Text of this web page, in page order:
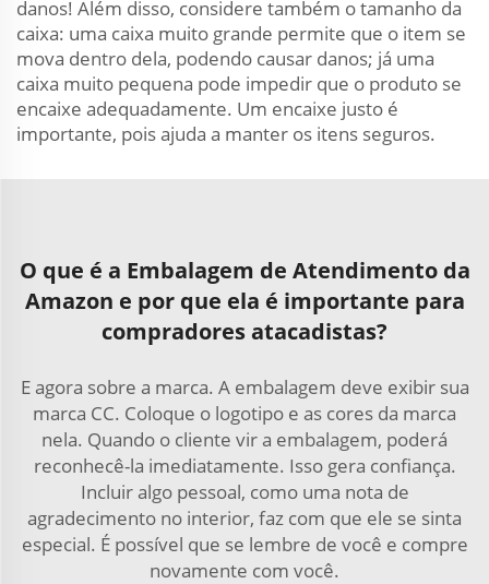
danos! Além disso, considere também o tamanho da
caixa: uma caixa muito grande permite que o item se
mova dentro dela, podendo causar danos; já uma
caixa muito pequena pode impedir que o produto se
encaixe adequadamente. Um encaixe justo é
importante, pois ajuda a manter os itens seguros.
O que é a Embalagem de Atendimento da
Amazon e por que ela é importante para
compradores atacadistas?
E agora sobre a marca. A embalagem deve exibir sua
marca CC. Coloque o logotipo e as cores da marca
nela. Quando o cliente vir a embalagem, poderá
reconhecê-la imediatamente. Isso gera confiança.
Incluir algo pessoal, como uma nota de
agradecimento no interior, faz com que ele se sinta
especial. É possível que se lembre de você e compre
novamente com você.